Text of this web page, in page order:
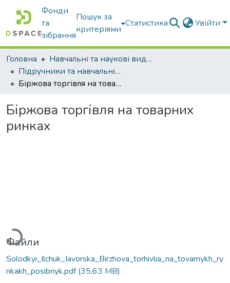
Фонди
та
зібрання
Пошук за
критеріями
Статистика Увійти
Головна
Навчальні та наукові видання
Підручники та навчальні посібники
Біржова торгівля на товарних ринках
Біржова торгівля на товарних
ринках
Вантажиться...
Файли
Solodkyi_Ilchuk_Iavorska_Birzhova_torhivlia_na_tovarnykh_ry
nkakh_posibnyk.pdf(35,63 MB)